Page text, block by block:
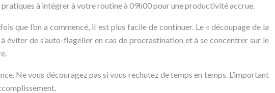
à intégrer à votre routine à 09h00 pour une productivité accrue.
que l’on a commencé, il est plus facile de continuer. Le « découpage de la
éviter de s’auto-flageller en cas de procrastination et à se concentrer sur le
Ne vous découragez pas si vous rechutez de temps en temps. L’important